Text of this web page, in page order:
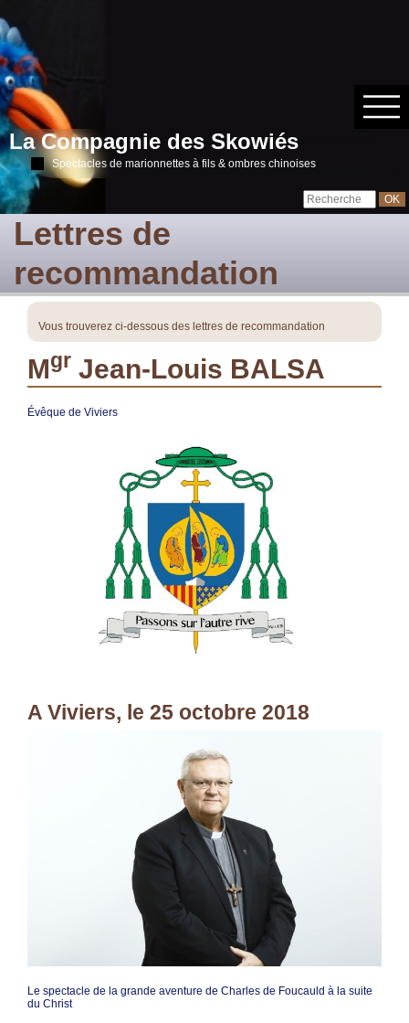
La Compagnie des Skowiés
Spectacles de marionnettes à fils & ombres chinoises
Lettres de
recommandation
Vous trouverez ci-dessous des lettres de recommandation
Mgr Jean-Louis BALSA
Évêque de Viviers
A Viviers, le 25 octobre 2018
Le spectacle de la grande aventure de Charles de Foucauld à la suite
du Christ